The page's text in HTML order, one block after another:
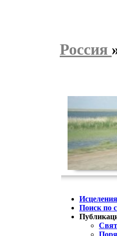
Россия
Исцеления
Поиск по